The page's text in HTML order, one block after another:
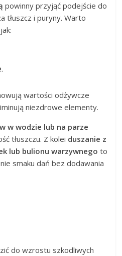
powinny przyjąć podejście do
tłuszcz i puryny. Warto
.
wartości odżywcze
niezdrowe elementy.
w wodzie lub na parze
tłuszczu. Z kolei duszanie z
lub bulionu warzywnego to
smaku dań bez dodawania
do wzrostu szkodliwych